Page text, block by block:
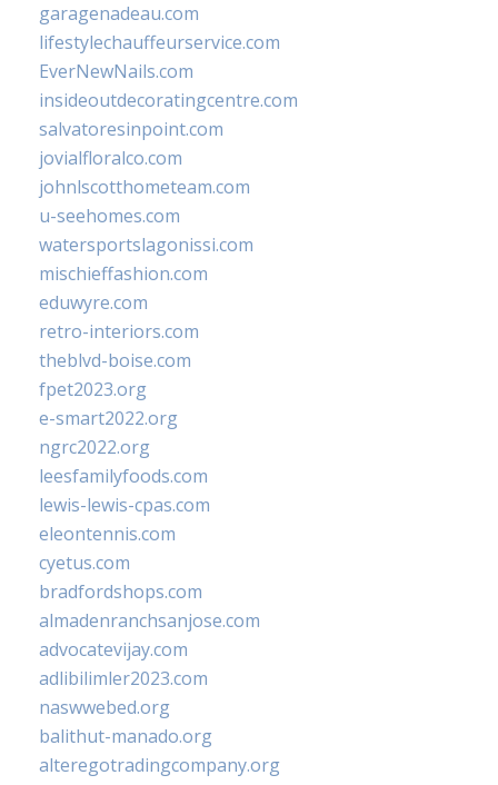
garagenadeau.com
lifestylechauffeurservice.com
EverNewNails.com
insideoutdecoratingcentre.com
salvatoresinpoint.com
jovialfloralco.com
johnlscotthometeam.com
u-seehomes.com
watersportslagonissi.com
mischieffashion.com
eduwyre.com
retro-interiors.com
theblvd-boise.com
fpet2023.org
e-smart2022.org
ngrc2022.org
leesfamilyfoods.com
lewis-lewis-cpas.com
eleontennis.com
cyetus.com
bradfordshops.com
almadenranchsanjose.com
advocatevijay.com
adlibilimler2023.com
naswwebed.org
balithut-manado.org
alteregotradingcompany.org